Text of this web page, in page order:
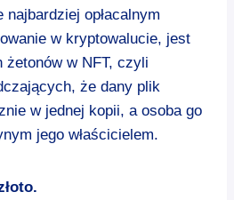
opłacalnym
w kryptowalucie, jest
żetonów w NFT, czyli
że dany plik
w jednej kopii, a osoba go
jego właścicielem.